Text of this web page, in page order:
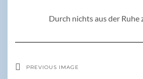
Durch nichts aus der Ruhe
PREVIOUS IMAGE